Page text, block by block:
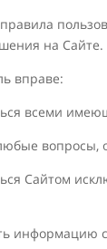
на Сайте.
вправе:
всеми
вопросы,
Сайтом
информацию